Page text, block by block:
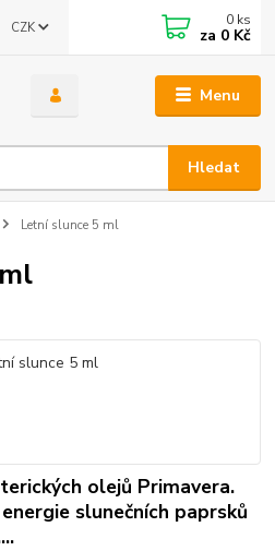
Menu
CZK
Hledat
0 ks
za 0 Kč
Letní slunce 5 ml
olejů Primavera.
slunečních paprsků